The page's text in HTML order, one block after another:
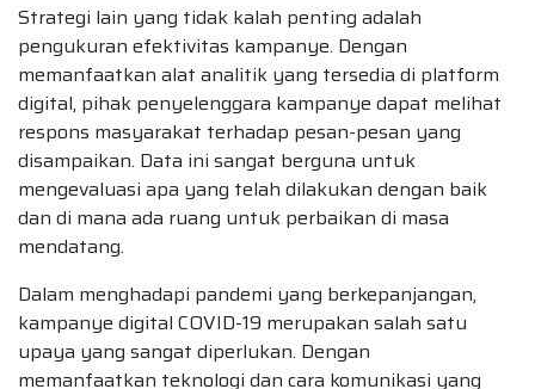
Strategi lain yang tidak kalah penting adalah
pengukuran efektivitas kampanye. Dengan
memanfaatkan alat analitik yang tersedia di platform
digital, pihak penyelenggara kampanye dapat melihat
respons masyarakat terhadap pesan-pesan yang
disampaikan. Data ini sangat berguna untuk
mengevaluasi apa yang telah dilakukan dengan baik
dan di mana ada ruang untuk perbaikan di masa
mendatang.
Dalam menghadapi pandemi yang berkepanjangan,
kampanye digital COVID-19 merupakan salah satu
upaya yang sangat diperlukan. Dengan
memanfaatkan teknologi dan cara komunikasi yang